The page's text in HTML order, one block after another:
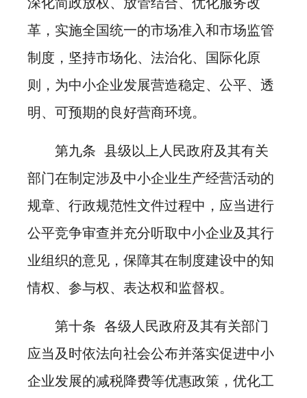
革，实施全国统一的市场准入和市场监管
制度，坚持市场化、法治化、国际化原
则，为中小企业发展营造稳定、公平、透
明、可预期的良好营商环境。
第九条 县级以上人民政府及其有关
部门在制定涉及中小企业生产经营活动的
规章、行政规范性文件过程中，应当进行
公平竞争审查并充分听取中小企业及其行
业组织的意见，保障其在制度建设中的知
情权、参与权、表达权和监督权。
第十条 各级人民政府及其有关部门
应当及时依法向社会公布并落实促进中小
企业发展的减税降费等优惠政策，优化工